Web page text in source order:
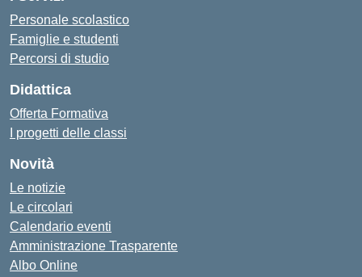
Personale scolastico
Famiglie e studenti
Percorsi di studio
Didattica
Offerta Formativa
I progetti delle classi
Novità
Le notizie
Le circolari
Calendario eventi
Amministrazione Trasparente
Albo Online